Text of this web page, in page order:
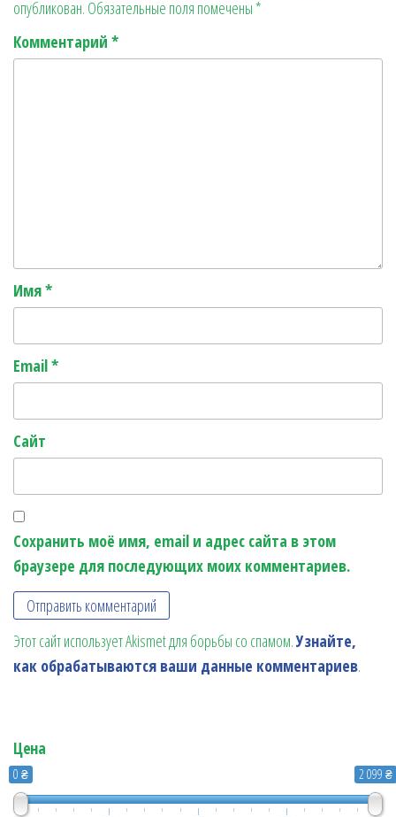
r ь
опубликован. Обязательные поля помечены *
Комментарий *
Имя*
Email*
Сайт
Сохранить моё имя, email и адрес сайта в этом
браузере для последующих моих комментариев.
Этот сайт использует Akismet для борьбы со спамом.Узнайте,
как обрабатываются ваши данные комментариев.
Цена
0 ₴ 2 099 ₴